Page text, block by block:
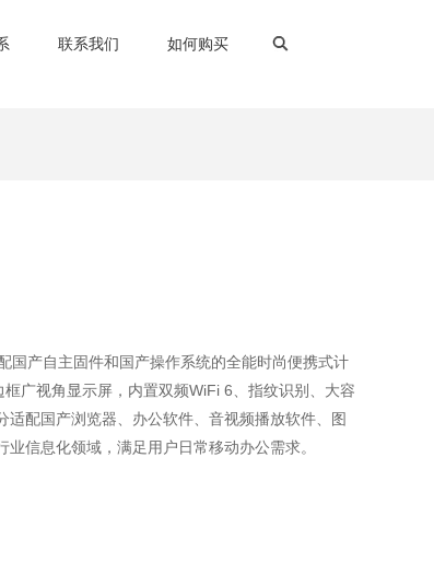
联系我们 如何购买
国产自主固件和国产操作系统的全能时尚便携式计
广视角显示屏，内置双频WiFi 6、指纹识别、大容
配国产浏览器、办公软件、音视频播放软件、图
信息化领域，满足用户日常移动办公需求。